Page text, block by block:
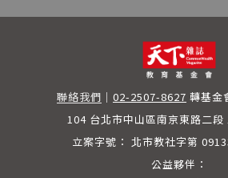
聯絡我們 ｜ 02-2507-8627 轉基金
104 台北市中山區南京東路二
立案字號： 北市教社字第
公益夥伴：